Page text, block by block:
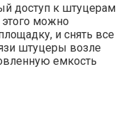
доступ к штуцерам
можно
и снять все
штуцеры возле
емкость